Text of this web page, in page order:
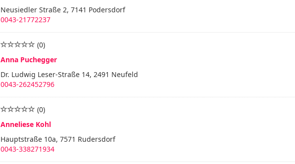
Neusiedler Straße 2, 7141 Podersdorf
0043-21772237
(0)
Anna Puchegger
Dr. Ludwig Leser-Straße 14, 2491 Neufeld
0043-262452796
(0)
Anneliese Kohl
Hauptstraße 10a, 7571 Rudersdorf
0043-338271934